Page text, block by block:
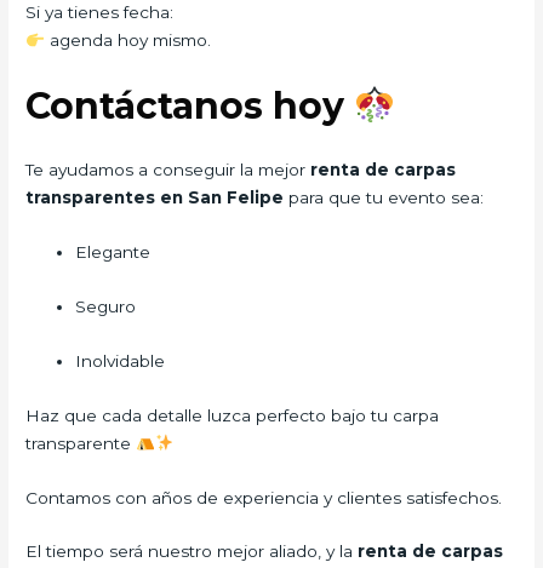
Si ya tienes fecha:
agenda hoy mismo.
Contáctanos hoy
Te ayudamos a conseguir la mejor renta de carpas
transparentes en San Felipe para que tu evento sea:
Elegante
Seguro
Inolvidable
Haz que cada detalle luzca perfecto bajo tu carpa
transparente
Contamos con años de experiencia y clientes satisfechos.
El tiempo será nuestro mejor aliado, y la renta de carpas